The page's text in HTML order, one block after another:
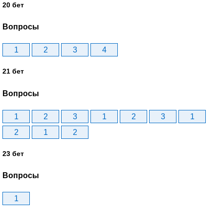
20 бет
Вопросы
1 2 3 4
21 бет
Вопросы
1 2 3 1 2 3
1
2
1 2
23 бет
Вопросы
1